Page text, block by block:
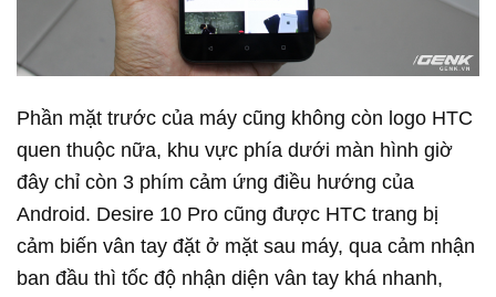
Phần mặt trước của máy cũng không còn logo HTC
quen thuộc nữa, khu vực phía dưới màn hình giờ
đây chỉ còn 3 phím cảm ứng điều hướng của
Android. Desire 10 Pro cũng được HTC trang bị
cảm biến vân tay đặt ở mặt sau máy, qua cảm nhận
ban đầu thì tốc độ nhận diện vân tay khá nhanh,